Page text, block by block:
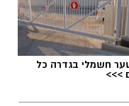
חשמלי בגדרה כל
>>>